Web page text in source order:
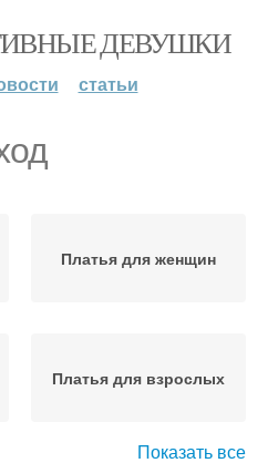
ДЕВУШКИ
статьи
Платья для женщин
Платья для взрослых
Показать все